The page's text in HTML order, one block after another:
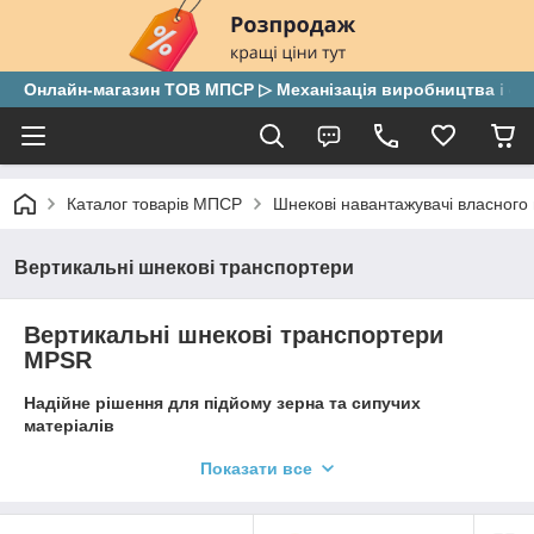
Онлайн-магазин ТОВ МПСР ▷ Механізація виробництва і
Каталог товарів МПСР Шнекові навантажувачі
Вертикальні шнекові транспортери
Вертикальні шнекові транспортери
MPSR
Надійне рішення для підйому зерна та сипучих
матеріалів
Показати все